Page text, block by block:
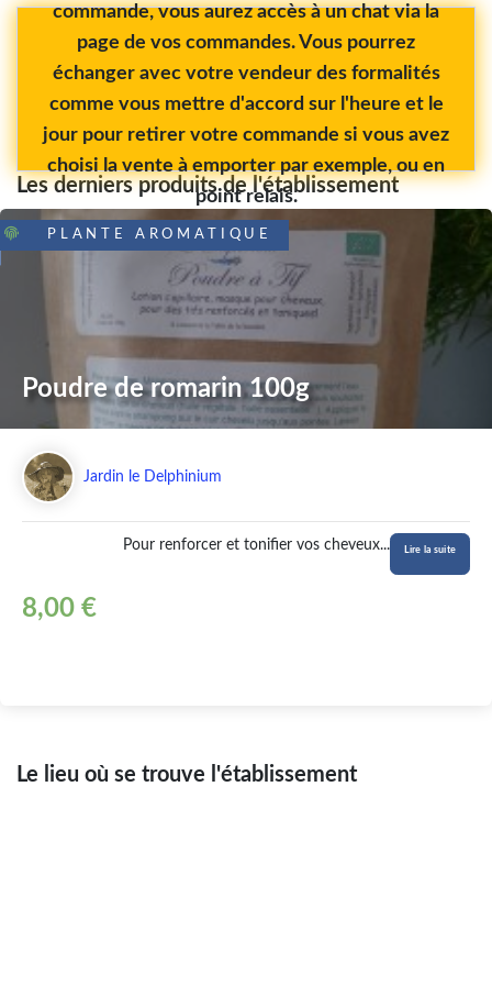
commande, vous aurez accès à un chat via la
page de vos commandes. Vous pourrez
échanger avec votre vendeur des formalités
comme vous mettre d'accord sur l'heure et le
jour pour retirer votre commande si vous avez
choisi la vente à emporter par exemple, ou en
point relais.
Les derniers produits de l'établissement
PLANTE AROMATIQUE
Poudre de romarin 100g
Jardin le Delphinium
Pour renforcer et tonifier vos cheveux... Lire la suite
8,00 €
Le lieu où se trouve l'établissement